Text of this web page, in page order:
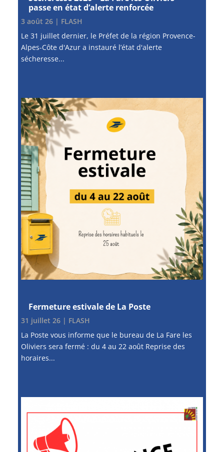
passe en état d’alerte renforcée
3 août 26| FLASH
Le 31 juillet dernier, le Préfet de la région Provence-
Alpes-Côte d'Azur a instauré l’état d'alerte
sécheresse...
Fermeture estivale de La Poste
31 juillet 26| FLASH
La Poste vous informe que le bureau de La Fare les
Oliviers sera fermé : du 4 au 22 août Reprise des
horaires...